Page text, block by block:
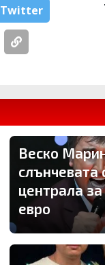
Тwitter
Веско
слънчевата
централа
евро